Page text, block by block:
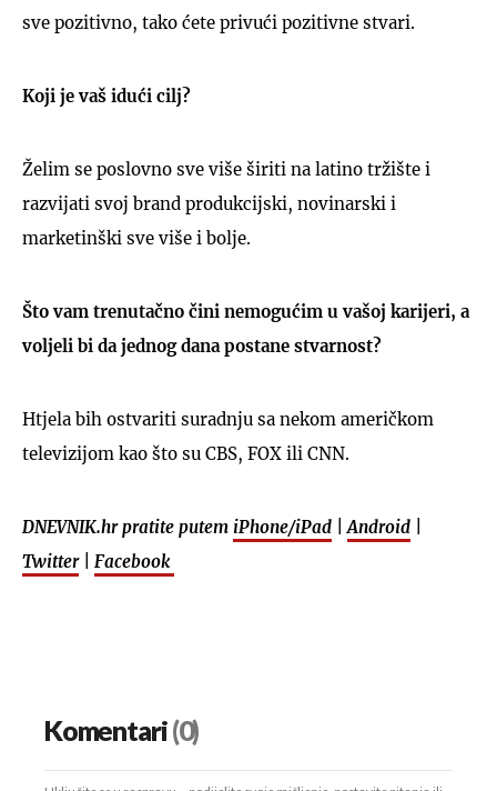
sve pozitivno, tako ćete privući pozitivne stvari.
Koji je vaš idući cilj?
Želim se poslovno sve više širiti na latino tržište i
razvijati svoj brand produkcijski, novinarski i
marketinški sve više i bolje.
Što vam trenutačno čini nemogućim u vašoj karijeri, a
voljeli bi da jednog dana postane stvarnost?
Htjela bih ostvariti suradnju sa nekom američkom
televizijom kao što su CBS, FOX ili CNN.
DNEVNIK.hr pratite putem iPhone/iPad Android
Twitter| Facebook
Komentari(0)